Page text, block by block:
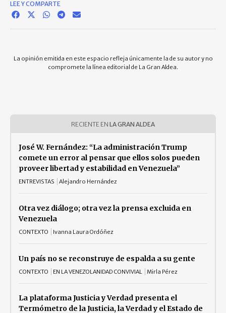
LEE Y COMPARTE
La opinión emitida en este espacio refleja únicamente la de su autor y no
compromete la línea editorial de La Gran Aldea.
RECIENTE EN LA GRAN ALDEA
José W. Fernández: “La administración Trump
comete un error al pensar que ellos solos pueden
proveer libertad y estabilidad en Venezuela”
ENTREVISTAS Alejandro Hernández
Otra vez diálogo; otra vez la prensa excluida en
Venezuela
CONTEXTO Ivanna Laura Ordóñez
Un país no se reconstruye de espalda a su gente
CONTEXTO EN LA VENEZOLANIDAD CONVIVIAL Mirla Pérez
La plataforma Justicia y Verdad presenta el
Termómetro de la Justicia, la Verdad y el Estado de